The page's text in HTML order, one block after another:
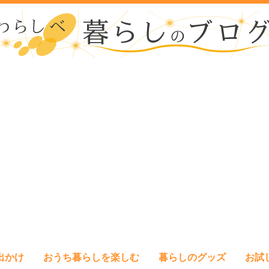
かけ おうち暮らしを楽しむ 暮らしのグッズ お試